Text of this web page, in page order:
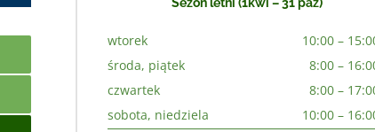
Sezon letni (1kwi – 31 paź)
wtorek
środa, piątek
czwartek
sobota, niedziela
10:00 –
8:00 –
8:00 –
10:00 –